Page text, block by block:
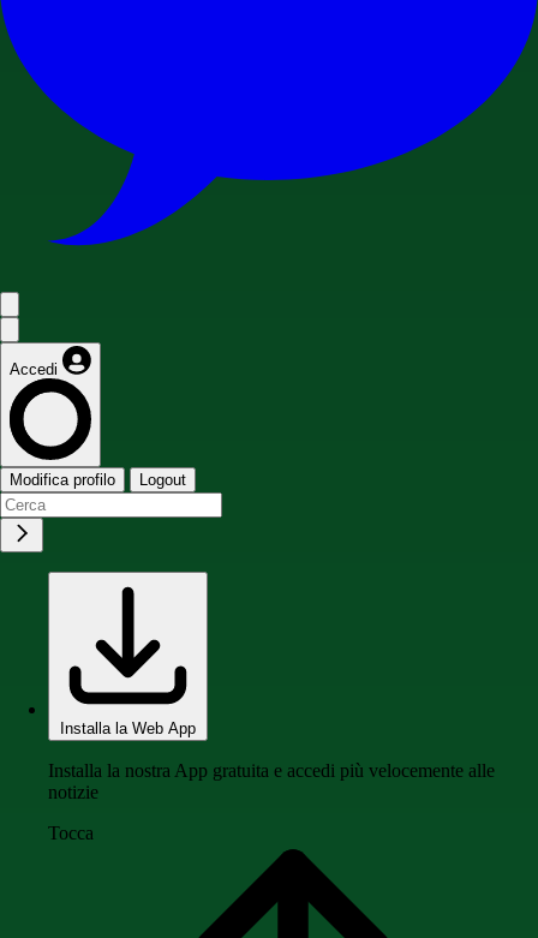
Accedi
Modifica profilo Logout
Installa la Web App
Installa la nostra App gratuita e accedi più velocemente alle
notizie
Tocca